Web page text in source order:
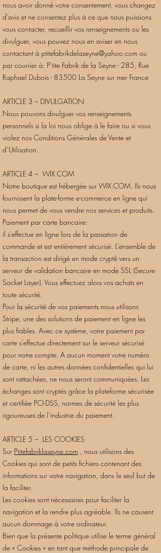
nous avoir donné votre consentement, vous changez
d’avis et ne consentez plus à ce que nous puissions
vous contacter, recueillir vos renseignements ou les
divulguer, vous pouvez nous en aviser en nous
contactant à ptitefabrikdelaseyne@yahoo.com ou
par courrier à: P'tite Fabrik de la Seyne - 285, Rue
Raphael Dubois - 83500 La Seyne sur mer France
ARTICLE 3 – DIVULGATION
Nous pouvons divulguer vos renseignements
personnels si la loi nous oblige à le faire ou si vous
violez nos Conditions Générales de Vente et
d’Utilisation.
ARTICLE 4 – WIX.COM
Notre boutique est hébergée sur WIX.COM. Ils nous
fournissent la plate-forme e-commerce en ligne qui
nous permet de vous vendre nos services et produits.
Paiement par carte bancaire:
il s’effectue en ligne lors de la passation de
commande et est entièrement sécurisé. L’ensemble de
la transaction est dirigé en mode crypté vers un
serveur de validation bancaire en mode SSL (Secure
Socket Layer). Vous effectuez alors vos achats en
toute sécurité.
Pour la sécurité de vos paiements nous utilisons
Stripe, une des solutions de paiement en ligne les
plus fiables. Avec ce système, votre paiement par
carte s’effectue directement sur le serveur sécurisé
pour notre compte. A aucun moment votre numéro
de carte, ni les autres données confidentielles qui lui
sont rattachées, ne nous seront communiquées. Les
échanges sont cryptés grâce la plateforme sécurisée
et certifiée PCI-DSS, normes de sécurité les plus
rigoureuses de l’industrie du paiement.
ARTICLE 5 – LES COOKIES
Sur Ptitefabriklaseyne.com , nous utilisons des
Cookies qui sont de petits fichiers contenant des
informations sur votre navigation, dans le seul but de
la faciliter.
Les cookies sont nécessaires pour faciliter la
navigation et la rendre plus agréable. Ils ne causent
aucun dommage à votre ordinateur.
Bien que la présente politique utilise le terme général
de « Cookies » en tant que méthode principale de